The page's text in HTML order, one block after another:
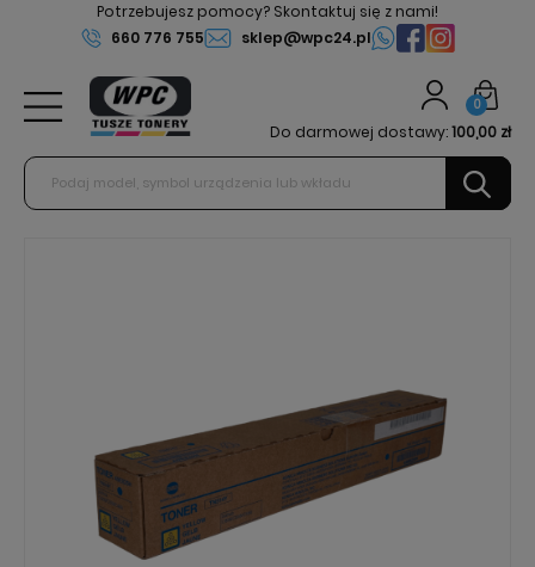
Potrzebujesz pomocy? Skontaktuj się z nami!
660 776 755
sklep@wpc24.pl
0
Do darmowej dostawy:100,00 zł